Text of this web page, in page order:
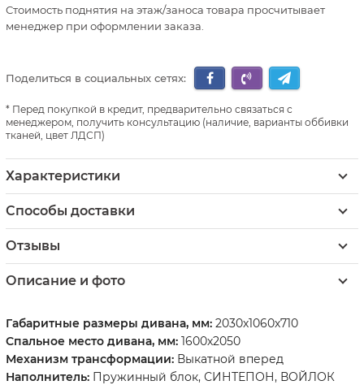
Стоимость поднятия на этаж/заноса товара просчитывает
менеджер при оформлении заказа.
Поделиться в социальных сетях:
Перед покупкой в кредит, предварительно связаться с
менеджером, получить консультацию (наличие, варианты оббивки
тканей, цвет ЛДСП)
Характеристики
Способы доставки
Отзывы
Описание и фото
Габаритные размеры дивана, мм: 2030х1060х710
Спальное место дивана, мм: 1600х2050
Механизм трансформации: Выкатной вперед
Наполнитель: Пружинный блок, СИНТЕПОН, ВОЙЛОК